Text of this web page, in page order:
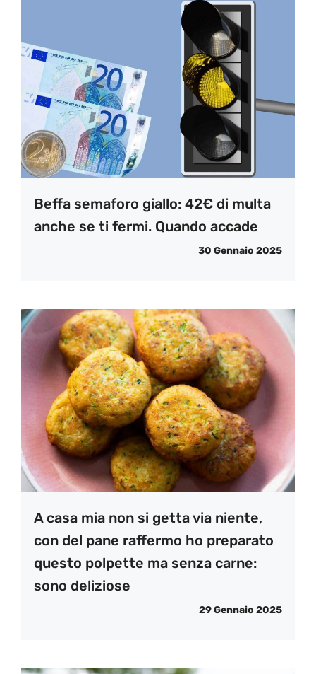
Beffa semaforo giallo: 42€ di multa
anche se ti fermi. Quando accade
30 Gennaio 2025
A casa mia non si getta via niente,
con del pane raffermo ho preparato
questo polpette ma senza carne:
sono deliziose
29 Gennaio 2025